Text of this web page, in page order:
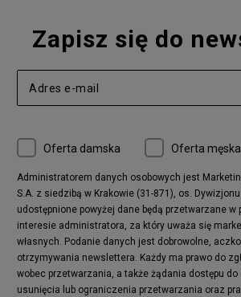
Zapisz się do
Oferta damska Oferta męska
Administratorem danych osobowych jest
S.A. z siedzibą w Krakowie (31-871), os. Dywizjonu
udostępnione powyżej dane będą przetwarzane
interesie administratora, za który uważa się
własnych. Podanie danych jest dobrowolne,
otrzymywania newslettera. Każdy ma prawo do
wobec przetwarzania, a także żądania dostępu
usunięcia lub ograniczenia przetwarzania oraz